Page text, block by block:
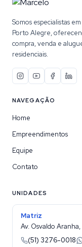
Somos especialistas
Porto Alegre,
compra, venda e
residenciais.
NAVEGAÇÃO
Home
Empreendimentos
Equipe
Contato
UNIDADES
Matriz
Av. Osvaldo
(51) 3276-0018